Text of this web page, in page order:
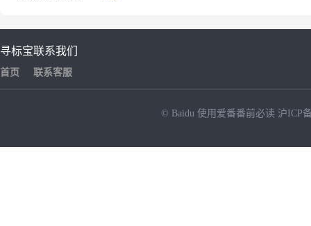
寻标宝
首页
联系我们
联系客服
© Baidu 使用爱番番前必读 沪ICP